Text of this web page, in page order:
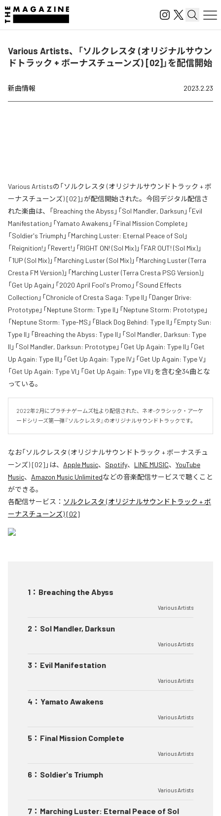
Various Artists、「ソルクレスタ (オリジナルサウン
ドトラック + ボーナスチューンズ) [02]」を配信開始
新曲情報 2023.2.23
Various Artistsの「ソルクレスタ (オリジナルサウンドトラック + ボ
ーナスチューンズ) [02]」が配信開始された。今回デジタル配信さ
れた楽曲は、「Breaching the Abyss」「Sol Mandler, Darksun」「Evil
Manifestation」「Yamato Awakens」「Final Mission Complete」
「Soldier's Triumph」「Marching Luster: Eternal Peace of Sol」
「Reignition!」「Revert!」「RIGHT ON! (Sol Mix)」「FAR OUT! (Sol Mix)」
「1UP (Sol Mix)」「Marching Luster (Sol Mix)」「Marching Luster (Terra
Cresta FM Version)」「Marching Luster (Terra Cresta PSG Version)」
「Get Up Again」「2020 April Fool's Promo」「Sound Effects
Collection」「Chronicle of Cresta Saga: Type II」「Danger Drive:
Prototype」「Neptune Storm: Type II」「Neptune Storm: Prototype」
「Neptune Storm: Type-MS」「Black Dog Behind: Type II」「Empty Sun:
Type II」「Breaching the Abyss: Type II」「Sol Mandler, Darksun: Type
II」「Sol Mandler, Darksun: Prototype」「Get Up Again: Type II」「Get
Up Again: Type III」「Get Up Again: Type IV」「Get Up Again: Type V」
「Get Up Again: Type VI」「Get Up Again: Type VII」を含む全34曲とな
っている。
2022年2月にプラチナゲームズ社より配信された、ネオ-クラシック・アーケ
ードシリーズ第一弾『ソルクレスタ』のオリジナルサウンドトラックです。
なお「ソルクレスタ (オリジナルサウンドトラック + ボーナスチュ
ーンズ) [02] 」は、 Apple Music、 Spotify、 LINE MUSIC、 YouTube
Music、 Amazon Music Unlimitedなどの音楽配信サービスで聴くこと
ができる。
各配信サービス： ソルクレスタ (オリジナルサウンドトラック + ボ
ーナスチューンズ) [02]
1 ： Breaching the Abyss
Various Artists
2 ： Sol Mandler, Darksun
Various Artists
3 ： Evil Manifestation
Various Artists
4 ： Yamato Awakens
Various Artists
5 ： Final Mission Complete
Various Artists
6 ： Soldier's Triumph
Various Artists
7 ： Marching Luster: Eternal Peace of Sol